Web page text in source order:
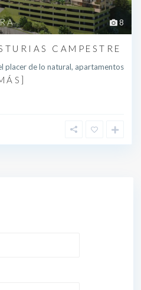
8
CAMPESTRE
placer de lo natural, apartamentos